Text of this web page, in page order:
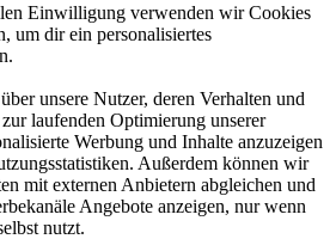
Einwilligung verwenden wir Cookies
um dir ein personalisiertes
unsere Nutzer, deren Verhalten und
laufenden Optimierung unserer
Werbung und Inhalte anzuzeigen
Außerdem können wir
mit externen Anbietern abgleichen und
Angebote anzeigen, nur wenn
nutzt.